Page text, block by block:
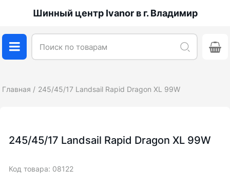
Шинный центр Ivanor в г. Владимир
Главная 245/45/17 Landsail Rapid Dragon XL 99W
245/45/17 Landsail Rapid Dragon XL 99W
Код товара: 08122